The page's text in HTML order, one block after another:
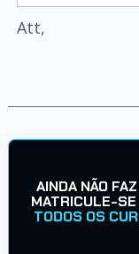
Att,
AINDA NÃO
MATRICULE-
TODOS OS